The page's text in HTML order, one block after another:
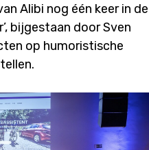
Alibi nog één keer in de
bijgestaan door Sven
op humoristische